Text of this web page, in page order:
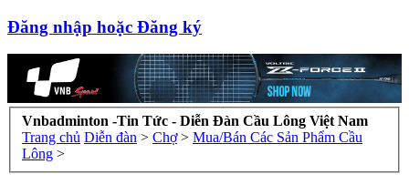
Đăng nhập hoặc Đăng ký
Vnbadminton -Tin Tức - Diễn Đàn Cầu Lông Việt Nam
Trang chủ Diễn đàn > Chợ > Mua/Bán Các Sản Phẩm Cầu
Lông >